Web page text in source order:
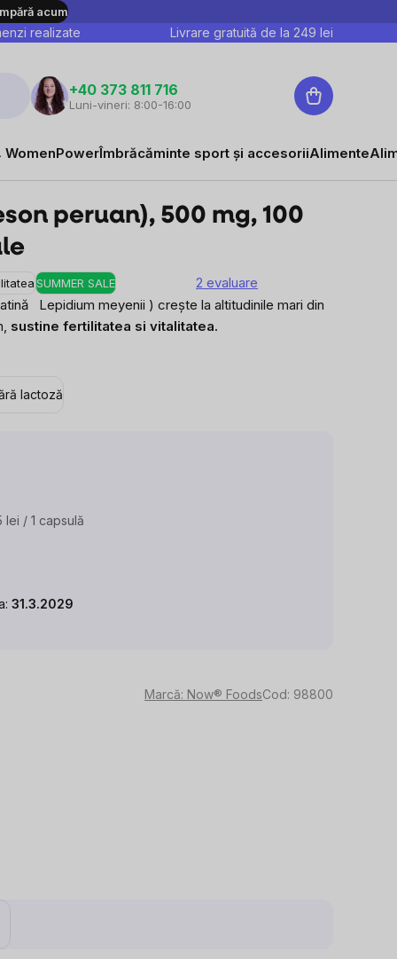
acum
realizate Livrare gratuită de la 249 lei
+40 373 811 716
Luni-vineri: 8:00-16:00
Coş
de
WomenPowerÎmbrăcăminte sport și accesoriiAlimente
peruan), 500 mg, 100
SUMMER SALE 2 evaluare
Lepidium meyenii ) crește la altitudinile mari din
sustine fertilitatea si vitalitatea.
lactoză
lei / 1 capsulă
31.3.2029
Marcă: Now® FoodsCod: 98800